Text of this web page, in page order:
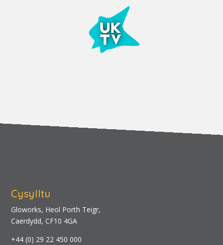
Cysylltu
Gloworks, Heol Porth Teigr,
Caerdydd, CF10 4GA
+44 (0) 29 22 450 000